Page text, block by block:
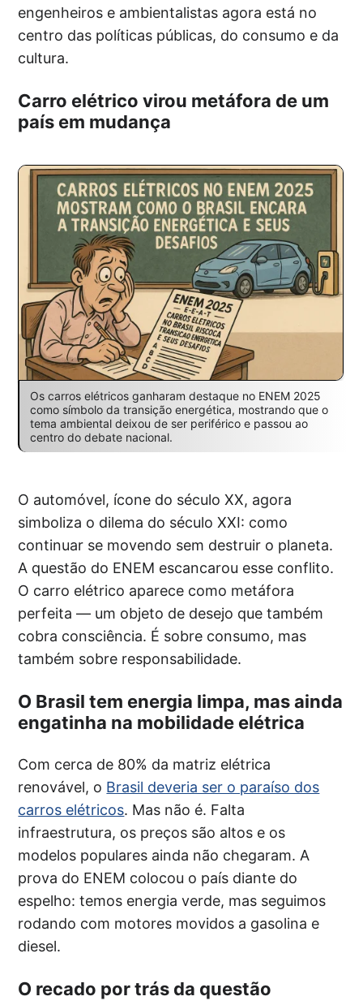
engenheiros e ambientalistas agora está no
centro das políticas públicas, do consumo e da
cultura.
Carro elétrico virou metáfora de um
país em mudança
Os carros elétricos ganharam destaque no ENEM 2025
como símbolo da transição energética, mostrando que o
tema ambiental deixou de ser periférico e passou ao
centro do debate nacional.
O automóvel, ícone do século XX, agora
simboliza o dilema do século XXI: como
continuar se movendo sem destruir o planeta.
A questão do ENEM escancarou esse conflito.
O carro elétrico aparece como metáfora
perfeita — um objeto de desejo que também
cobra consciência. É sobre consumo, mas
também sobre responsabilidade.
O Brasil tem energia limpa, mas ainda
engatinha na mobilidade elétrica
Com cerca de 80% da matriz elétrica
renovável, o Brasil deveria ser o paraíso dos
carros elétricos. Mas não é. Falta
infraestrutura, os preços são altos e os
modelos populares ainda não chegaram. A
prova do ENEM colocou o país diante do
espelho: temos energia verde, mas seguimos
rodando com motores movidos a gasolina e
diesel.
O recado por trás da questão